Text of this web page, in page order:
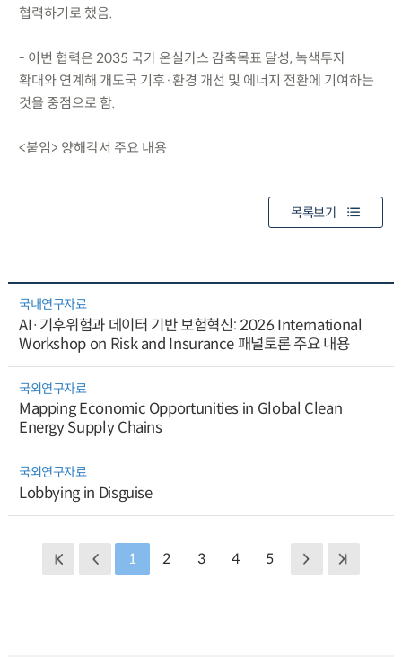
협력하기로 했음.
- 이번 협력은 2035 국가 온실가스 감축목표 달성, 녹색투자
확대와 연계해 개도국 기후·환경 개선 및 에너지 전환에 기여하는
것을 중점으로 함.
<붙임> 양해각서 주요 내용
목록보기
국내연구자료
AI·기후위험과 데이터 기반 보험혁신: 2026 International
Workshop on Risk and Insurance 패널토론 주요 내용
국외연구자료
Mapping Economic Opportunities in Global Clean
Energy Supply Chains
국외연구자료
Lobbying in Disguise
1 2 3 4 5